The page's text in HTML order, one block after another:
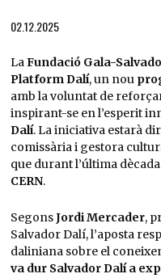
02.12.2025
LaFundació Gala-
Platform Dalí, un nou
amb la voluntat de
inspirant-se en l’esperit
Dalí. La iniciativa estarà
comissària i gestora
que durant l’última
CERN.
SegonsJordi Mercader,
Salvador Dalí, l’aposta
daliniana sobre el
va dur Salvador Dalí a